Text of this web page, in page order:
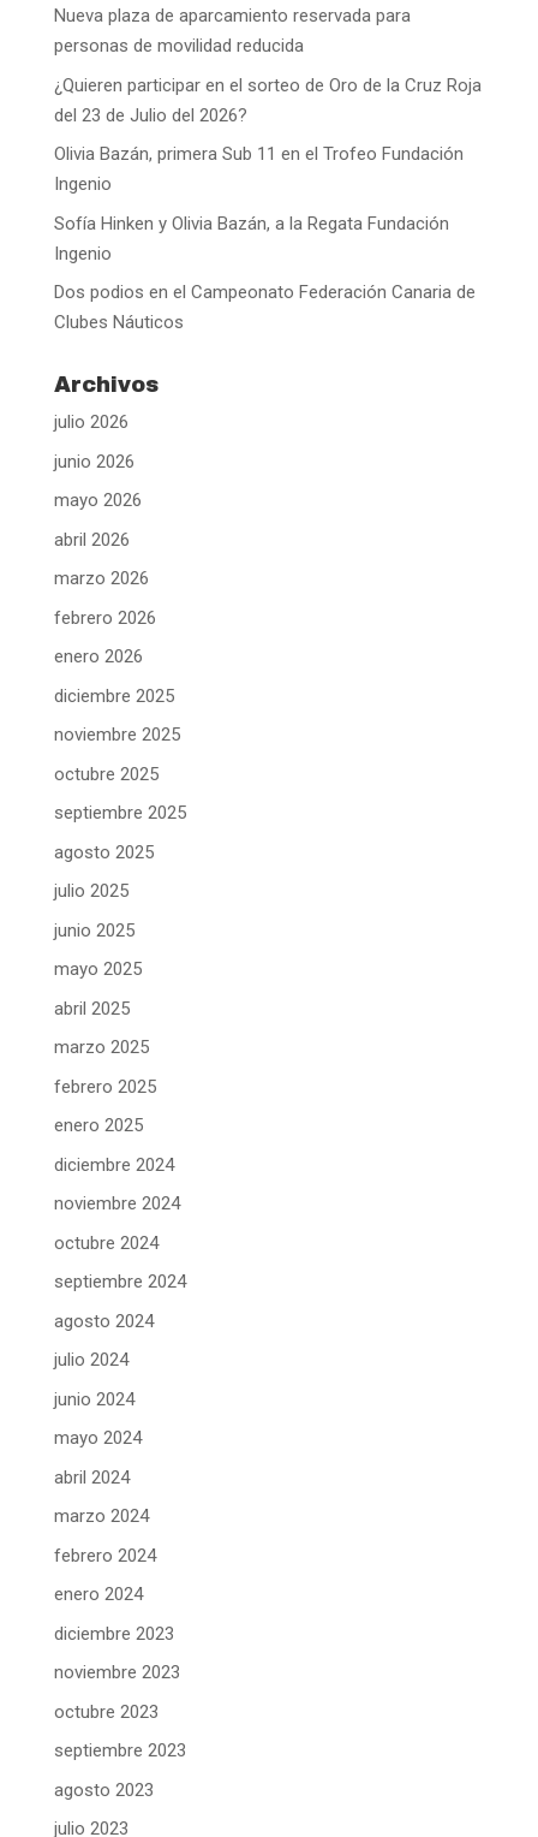
Nueva plaza de aparcamiento reservada para
personas de movilidad reducida
¿Quieren participar en el sorteo de Oro de la Cruz Roja
del 23 de Julio del 2026?
Olivia Bazán, primera Sub 11 en el Trofeo Fundación
Ingenio
Sofía Hinken y Olivia Bazán, a la Regata Fundación
Ingenio
Dos podios en el Campeonato Federación Canaria de
Clubes Náuticos
Archivos
julio 2026
junio 2026
mayo 2026
abril 2026
marzo 2026
febrero 2026
enero 2026
diciembre 2025
noviembre 2025
octubre 2025
septiembre 2025
agosto 2025
julio 2025
junio 2025
mayo 2025
abril 2025
marzo 2025
febrero 2025
enero 2025
diciembre 2024
noviembre 2024
octubre 2024
septiembre 2024
agosto 2024
julio 2024
junio 2024
mayo 2024
abril 2024
marzo 2024
febrero 2024
enero 2024
diciembre 2023
noviembre 2023
octubre 2023
septiembre 2023
agosto 2023
julio 2023